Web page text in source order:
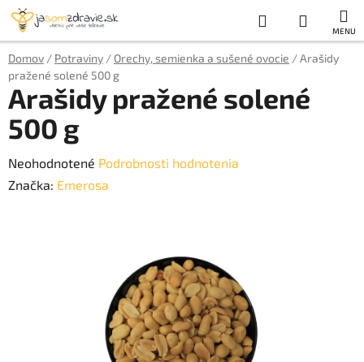
Prejsť
obsah
Hľadať
KOŠÍK
Domov / Potraviny / Orechy, semienka a sušené ovocie /Arašidy
pražené solené 500 g
Arašidy pražené solené
500 g
Priemerné
hodnotenie
Neohodnotené Podrobnosti hodnotenia
Značka: Emerosa